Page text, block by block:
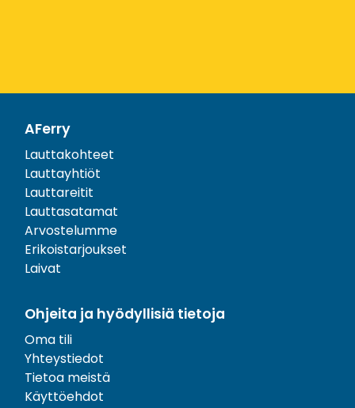
AFerry
Lauttakohteet
Lauttayhtiöt
Lauttareitit
Lauttasatamat
Arvostelumme
Erikoistarjoukset
Laivat
Ohjeita ja hyödyllisiä tietoja
Oma tili
Yhteystiedot
Tietoa meistä
Käyttöehdot